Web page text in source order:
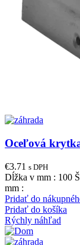
Oceľová
€3.71 s DPH
Dĺžka v mm : 100
mm :
Pridať do
Pridať do košíka
Rýchly náhľad